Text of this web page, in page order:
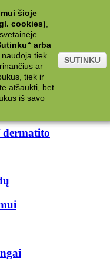
dermatito
šioje
cookies)
arba
tiek
ar
tiek ir
atšaukti, bet
iš savo
SUTINKU